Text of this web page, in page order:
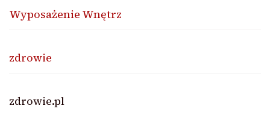
Wyposażenie Wnętrz
zdrowie
zdrowie.pl